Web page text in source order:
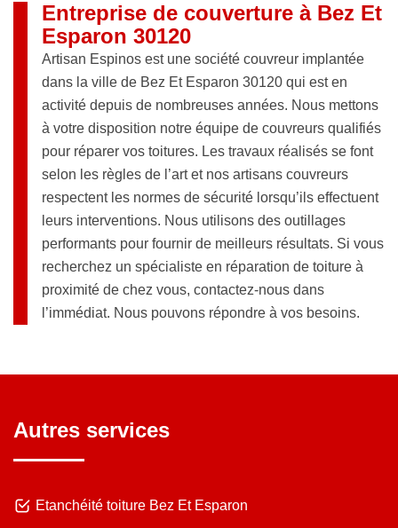
Entreprise de couverture à Bez Et
Esparon 30120
Artisan Espinos est une société couvreur implantée
dans la ville de Bez Et Esparon 30120 qui est en
activité depuis de nombreuses années. Nous mettons
à votre disposition notre équipe de couvreurs qualifiés
pour réparer vos toitures. Les travaux réalisés se font
selon les règles de l’art et nos artisans couvreurs
respectent les normes de sécurité lorsqu’ils effectuent
leurs interventions. Nous utilisons des outillages
performants pour fournir de meilleurs résultats. Si vous
recherchez un spécialiste en réparation de toiture à
proximité de chez vous, contactez-nous dans
l’immédiat. Nous pouvons répondre à vos besoins.
Autres services
Etanchéité toiture Bez Et Esparon